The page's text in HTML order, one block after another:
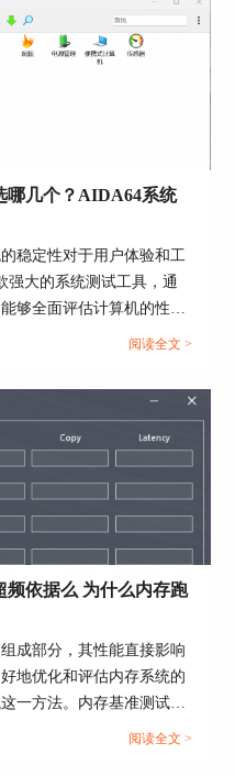
图3所示，如果测试过
85摄氏度或者CPU
大于0%，说明烤机不
所示，最高值大于85
于0，烤机测试不通
哪几个？AIDA64系统
稳定性对于用户体验和工
强大的系统测试工具，通
够全面评估计算机的性能
进行系统稳定性测试时，
统稳定性测试要多久的具
阅读全文 >
依据么 为什么内存跑
成部分，其性能直接影响
地优化和评估内存系统的
一方法。内存基准测试通
，来模拟和衡量实际应用
阅读全文 >